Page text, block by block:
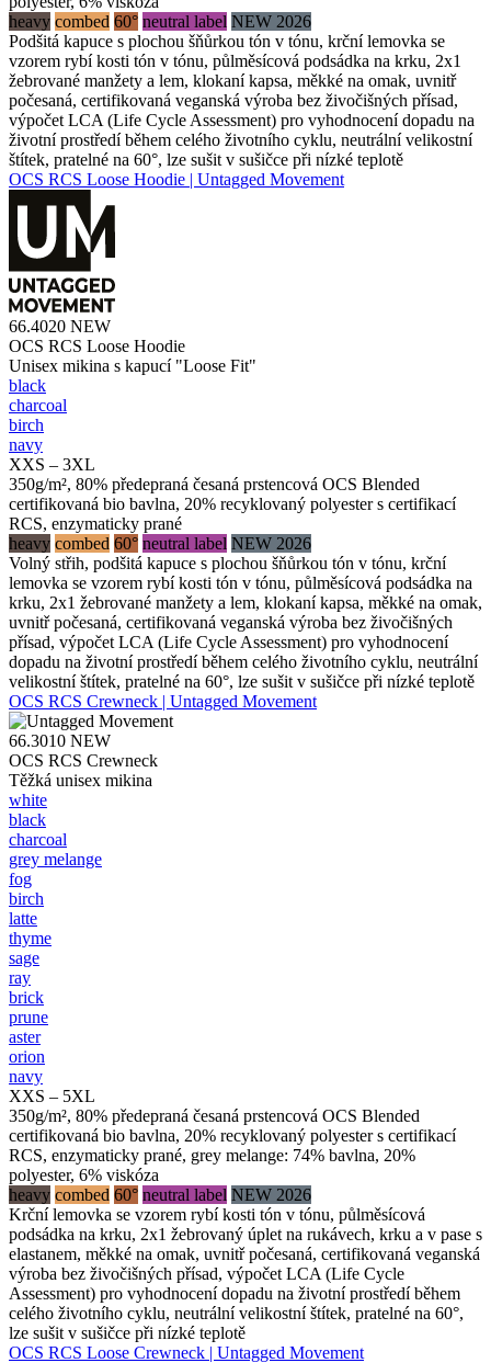
heavy combed 60° neutral label NEW 2026
Podšitá kapuce s plochou šňůrkou tón v tónu, krční lemovka se
vzorem rybí kosti tón v tónu, půlměsícová podsádka na krku, 2x1
žebrované manžety a lem, klokaní kapsa, měkké na omak, uvnitř
počesaná, certifikovaná veganská výroba bez živočišných přísad,
výpočet LCA (Life Cycle Assessment) pro vyhodnocení dopadu na
životní prostředí během celého životního cyklu, neutrální velikostní
štítek, pratelné na 60°, lze sušit v sušičce při nízké teplotě
OCS RCS Loose Hoodie | Untagged Movement
66.4020 NEW
OCS RCS Loose Hoodie
Unisex mikina s kapucí "Loose Fit"
black
charcoal
birch
navy
XXS – 3XL
350g/m², 80% předepraná česaná prstencová OCS Blended
certifikovaná bio bavlna, 20% recyklovaný polyester s certifikací
RCS, enzymaticky prané
heavy combed 60° neutral label NEW 2026
Volný střih, podšitá kapuce s plochou šňůrkou tón v tónu, krční
lemovka se vzorem rybí kosti tón v tónu, půlměsícová podsádka na
krku, 2x1 žebrované manžety a lem, klokaní kapsa, měkké na omak,
uvnitř počesaná, certifikovaná veganská výroba bez živočišných
přísad, výpočet LCA (Life Cycle Assessment) pro vyhodnocení
dopadu na životní prostředí během celého životního cyklu, neutrální
velikostní štítek, pratelné na 60°, lze sušit v sušičce při nízké teplotě
OCS RCS Crewneck | Untagged Movement
66.3010 NEW
OCS RCS Crewneck
Těžká unisex mikina
white
black
charcoal
grey melange
fog
birch
latte
thyme
sage
ray
brick
prune
aster
orion
navy
XXS – 5XL
350g/m², 80% předepraná česaná prstencová OCS Blended
certifikovaná bio bavlna, 20% recyklovaný polyester s certifikací
RCS, enzymaticky prané, grey melange: 74% bavlna, 20%
polyester, 6% viskóza
heavy combed 60° neutral label NEW 2026
Krční lemovka se vzorem rybí kosti tón v tónu, půlměsícová
podsádka na krku, 2x1 žebrovaný úplet na rukávech, krku a v pase s
elastanem, měkké na omak, uvnitř počesaná, certifikovaná veganská
výroba bez živočišných přísad, výpočet LCA (Life Cycle
Assessment) pro vyhodnocení dopadu na životní prostředí během
celého životního cyklu, neutrální velikostní štítek, pratelné na 60°,
lze sušit v sušičce při nízké teplotě
OCS RCS Loose Crewneck | Untagged Movement